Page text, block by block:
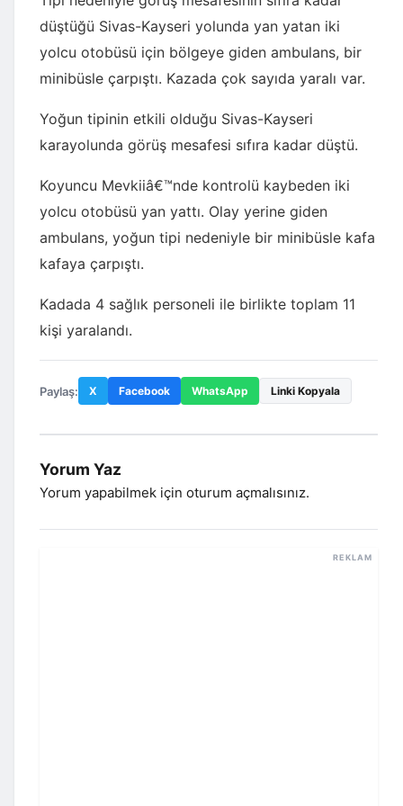
düştüğü Sivas-Kayseri yolunda yan yatan iki
yolcu otobüsü için bölgeye giden ambulans, bir
minibüsle çarpıştı. Kazada çok sayıda yaralı var.
Yoğun tipinin etkili olduğu Sivas-Kayseri
karayolunda görüş mesafesi sıfıra kadar düştü.
Koyuncu Mevkiiâ€™nde kontrolü kaybeden iki
yolcu otobüsü yan yattı. Olay yerine giden
ambulans, yoğun tipi nedeniyle bir minibüsle kafa
kafaya çarpıştı.
Kadada 4 sağlık personeli ile birlikte toplam 11
kişi yaralandı.
Paylaş: X Facebook WhatsApp Linki Kopyala
Yorum Yaz
Yorum yapabilmek için oturum açmalısınız.
REKLAM